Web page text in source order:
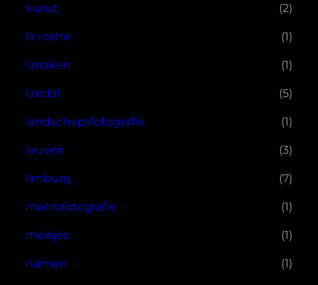
kunst (2)
la roche (1)
lanaken (1)
landal (5)
landschapsfotografie (1)
leuven (3)
limburg (7)
macrofotografie (1)
meisjes (1)
namen (1)